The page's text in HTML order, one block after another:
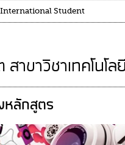
International Student
ขาวิชาเทคโนโล
หลักสูตร